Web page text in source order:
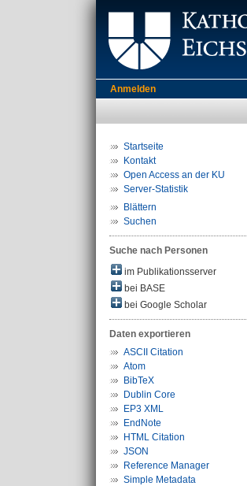
Anmelden
Startseite
Kontakt
Open Access an der KU
Server-Statistik
Blättern
Suchen
Suche nach Personen
im Publikationsserver
bei BASE
bei Google Scholar
Daten exportieren
ASCII Citation
Atom
BibTeX
Dublin Core
EP3 XML
EndNote
HTML Citation
JSON
Reference Manager
Simple Metadata